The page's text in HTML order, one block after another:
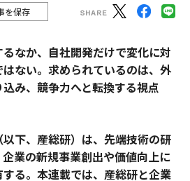
を保存
なか、自社開発だけで変化に対
ない。求められているのは、外
み、競争力へと転換する視点
下、産総研）は、先端技術の研
業の新規事業創出や価値向上に
る。本連載では、産総研と企業